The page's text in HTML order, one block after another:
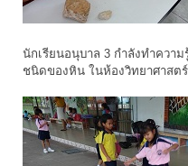
นักเรียนอนุบาล 3 กำลังทำควา
ชนิดของหิน ในห้องวิทยาศาสตร์